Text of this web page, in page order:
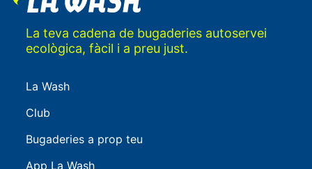
La teva cadena de bugaderies autoservei
ecològica, fàcil i a preu just.
La Wash
Club
Bugaderies a prop teu
App La Wash